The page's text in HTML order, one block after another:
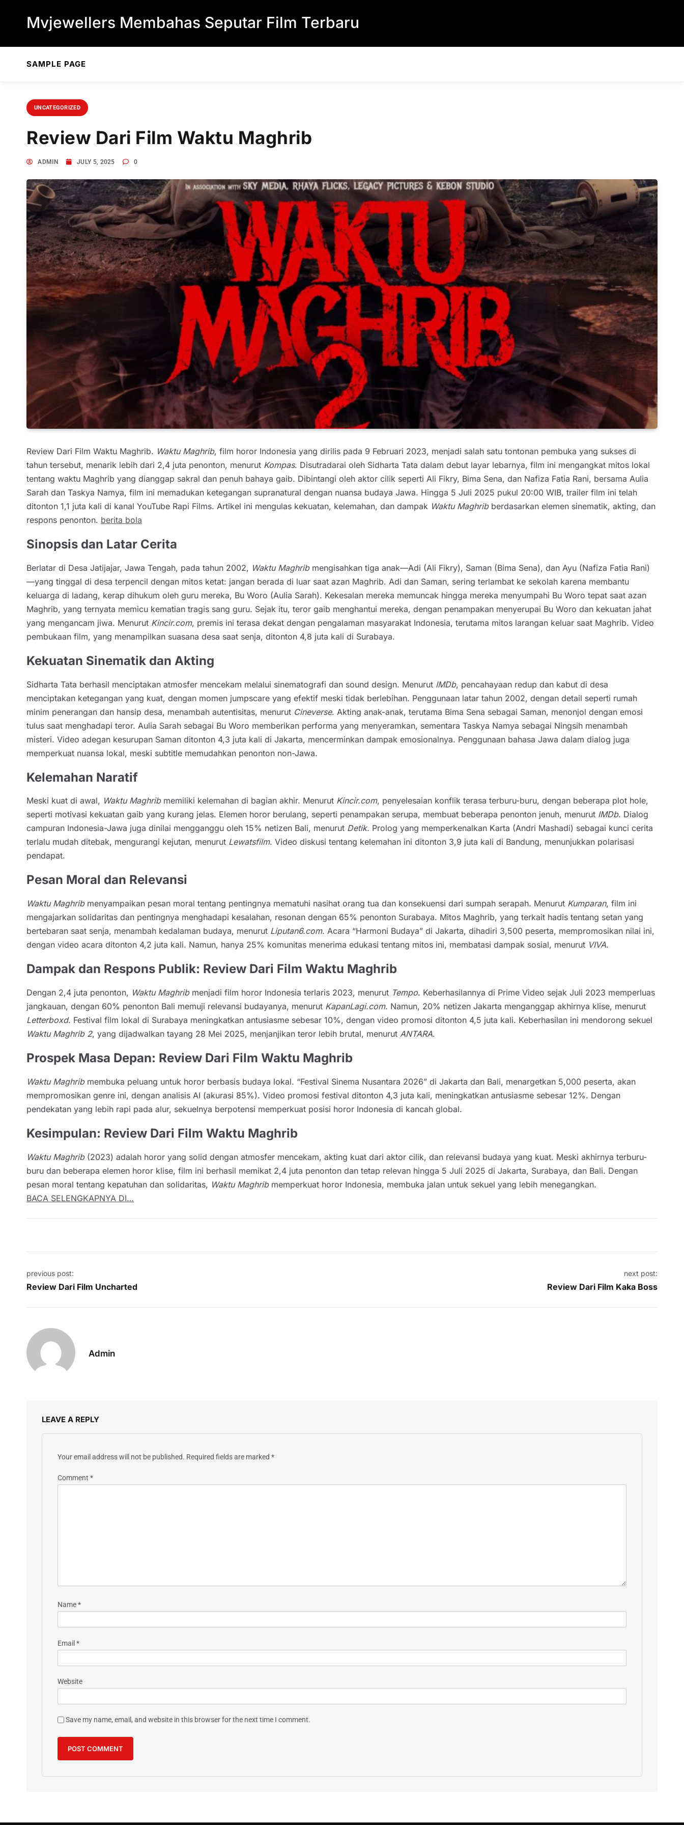
Mvjewellers Membahas Seputar Film Terbaru
SAMPLE PAGE
UNCATEGORIZED
Review Dari Film Waktu Maghrib
ADMIN JULY 5, 2025 0
Review Dari Film Waktu Maghrib. Waktu Maghrib, film horor Indonesia yang dirilis pada 9 Februari 2023, menjadi salah satu tontonan pembuka yang sukses di
tahun tersebut, menarik lebih dari 2,4 juta penonton, menurut Kompas. Disutradarai oleh Sidharta Tata dalam debut layar lebarnya, film ini mengangkat mitos lokal
tentang waktu Maghrib yang dianggap sakral dan penuh bahaya gaib. Dibintangi oleh aktor cilik seperti Ali Fikry, Bima Sena, dan Nafiza Fatia Rani, bersama Aulia
Sarah dan Taskya Namya, film ini memadukan ketegangan supranatural dengan nuansa budaya Jawa. Hingga 5 Juli 2025 pukul 20:00 WIB, trailer film ini telah
ditonton 1,1 juta kali di kanal YouTube Rapi Films. Artikel ini mengulas kekuatan, kelemahan, dan dampak Waktu Maghribberdasarkan elemen sinematik, akting, dan
respons penonton. berita bola
Sinopsis dan Latar Cerita
Berlatar di Desa Jatijajar, Jawa Tengah, pada tahun 2002, Waktu Maghribmengisahkan tiga anak—Adi (Ali Fikry), Saman (Bima Sena), dan Ayu (Nafiza Fatia Rani)
—yang tinggal di desa terpencil dengan mitos ketat: jangan berada di luar saat azan Maghrib. Adi dan Saman, sering terlambat ke sekolah karena membantu
keluarga di ladang, kerap dihukum oleh guru mereka, Bu Woro (Aulia Sarah). Kekesalan mereka memuncak hingga mereka menyumpahi Bu Woro tepat saat azan
Maghrib, yang ternyata memicu kematian tragis sang guru. Sejak itu, teror gaib menghantui mereka, dengan penampakan menyerupai Bu Woro dan kekuatan jahat
yang mengancam jiwa. Menurut Kincir.com, premis ini terasa dekat dengan pengalaman masyarakat Indonesia, terutama mitos larangan keluar saat Maghrib. Video
pembukaan film, yang menampilkan suasana desa saat senja, ditonton 4,8 juta kali di Surabaya.
Kekuatan Sinematik dan Akting
Sidharta Tata berhasil menciptakan atmosfer mencekam melalui sinematografi dan sound design. Menurut IMDb, pencahayaan redup dan kabut di desa
menciptakan ketegangan yang kuat, dengan momen jumpscare yang efektif meski tidak berlebihan. Penggunaan latar tahun 2002, dengan detail seperti rumah
minim penerangan dan hansip desa, menambah autentisitas, menurut Cineverse. Akting anak-anak, terutama Bima Sena sebagai Saman, menonjol dengan emosi
tulus saat menghadapi teror. Aulia Sarah sebagai Bu Woro memberikan performa yang menyeramkan, sementara Taskya Namya sebagai Ningsih menambah
misteri. Video adegan kesurupan Saman ditonton 4,3 juta kali di Jakarta, mencerminkan dampak emosionalnya. Penggunaan bahasa Jawa dalam dialog juga
memperkuat nuansa lokal, meski subtitle memudahkan penonton non-Jawa.
Kelemahan Naratif
Meski kuat di awal, Waktu Maghribmemiliki kelemahan di bagian akhir. Menurut Kincir.com, penyelesaian konflik terasa terburu-buru, dengan beberapa plot hole,
seperti motivasi kekuatan gaib yang kurang jelas. Elemen horor berulang, seperti penampakan serupa, membuat beberapa penonton jenuh, menurut IMDb. Dialog
campuran Indonesia-Jawa juga dinilai mengganggu oleh 15% netizen Bali, menurut Detik. Prolog yang memperkenalkan Karta (Andri Mashadi) sebagai kunci cerita
terlalu mudah ditebak, mengurangi kejutan, menurut Lewatsfilm. Video diskusi tentang kelemahan ini ditonton 3,9 juta kali di Bandung, menunjukkan polarisasi
pendapat.
Pesan Moral dan Relevansi
Waktu Maghribmenyampaikan pesan moral tentang pentingnya mematuhi nasihat orang tua dan konsekuensi dari sumpah serapah. Menurut Kumparan, film ini
mengajarkan solidaritas dan pentingnya menghadapi kesalahan, resonan dengan 65% penonton Surabaya. Mitos Maghrib, yang terkait hadis tentang setan yang
bertebaran saat senja, menambah kedalaman budaya, menurut Liputan6.com. Acara “Harmoni Budaya” di Jakarta, dihadiri 3,500 peserta, mempromosikan nilai ini,
dengan video acara ditonton 4,2 juta kali. Namun, hanya 25% komunitas menerima edukasi tentang mitos ini, membatasi dampak sosial, menurut VIVA.
Dampak dan Respons Publik: Review Dari Film Waktu Maghrib
Dengan 2,4 juta penonton, Waktu Maghribmenjadi film horor Indonesia terlaris 2023, menurut Tempo. Keberhasilannya di Prime Video sejak Juli 2023 memperluas
jangkauan, dengan 60% penonton Bali memuji relevansi budayanya, menurut KapanLagi.com. Namun, 20% netizen Jakarta menganggap akhirnya klise, menurut
Letterboxd. Festival film lokal di Surabaya meningkatkan antusiasme sebesar 10%, dengan video promosi ditonton 4,5 juta kali. Keberhasilan ini mendorong sekuel
Waktu Maghrib 2, yang dijadwalkan tayang 28 Mei 2025, menjanjikan teror lebih brutal, menurut ANTARA.
Prospek Masa Depan: Review Dari Film Waktu Maghrib
Waktu Maghribmembuka peluang untuk horor berbasis budaya lokal. “Festival Sinema Nusantara 2026” di Jakarta dan Bali, menargetkan 5,000 peserta, akan
mempromosikan genre ini, dengan analisis AI (akurasi 85%). Video promosi festival ditonton 4,3 juta kali, meningkatkan antusiasme sebesar 12%. Dengan
pendekatan yang lebih rapi pada alur, sekuelnya berpotensi memperkuat posisi horor Indonesia di kancah global.
Kesimpulan: Review Dari Film Waktu Maghrib
Waktu Maghrib(2023) adalah horor yang solid dengan atmosfer mencekam, akting kuat dari aktor cilik, dan relevansi budaya yang kuat. Meski akhirnya terburu-
buru dan beberapa elemen horor klise, film ini berhasil memikat 2,4 juta penonton dan tetap relevan hingga 5 Juli 2025 di Jakarta, Surabaya, dan Bali. Dengan
pesan moral tentang kepatuhan dan solidaritas, Waktu Maghribmemperkuat horor Indonesia, membuka jalan untuk sekuel yang lebih menegangkan.
BACA SELENGKAPNYA DI…
Post navigation
previous post:
Review Dari Film Uncharted
next post:
Review Dari Film Kaka Boss
Admin
LEAVE A REPLY
Your email address will not be published. Required fields are marked *
Comment *
Name*
Email*
Website
Save my name, email, and website in this browser for the next time I comment.